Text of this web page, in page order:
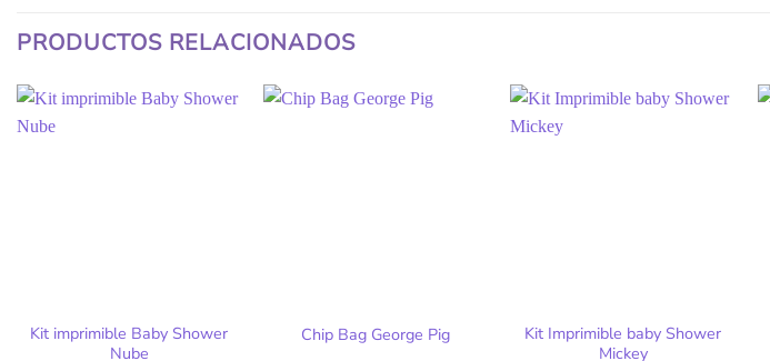
PRODUCTOS RELACIONADOS
Kit imprimible Baby Shower
Nube
Chip Bag George Pig
Kit Imprimible baby Shower
Mickey